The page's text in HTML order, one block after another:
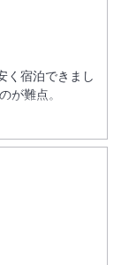
く宿泊できまし
が難点。